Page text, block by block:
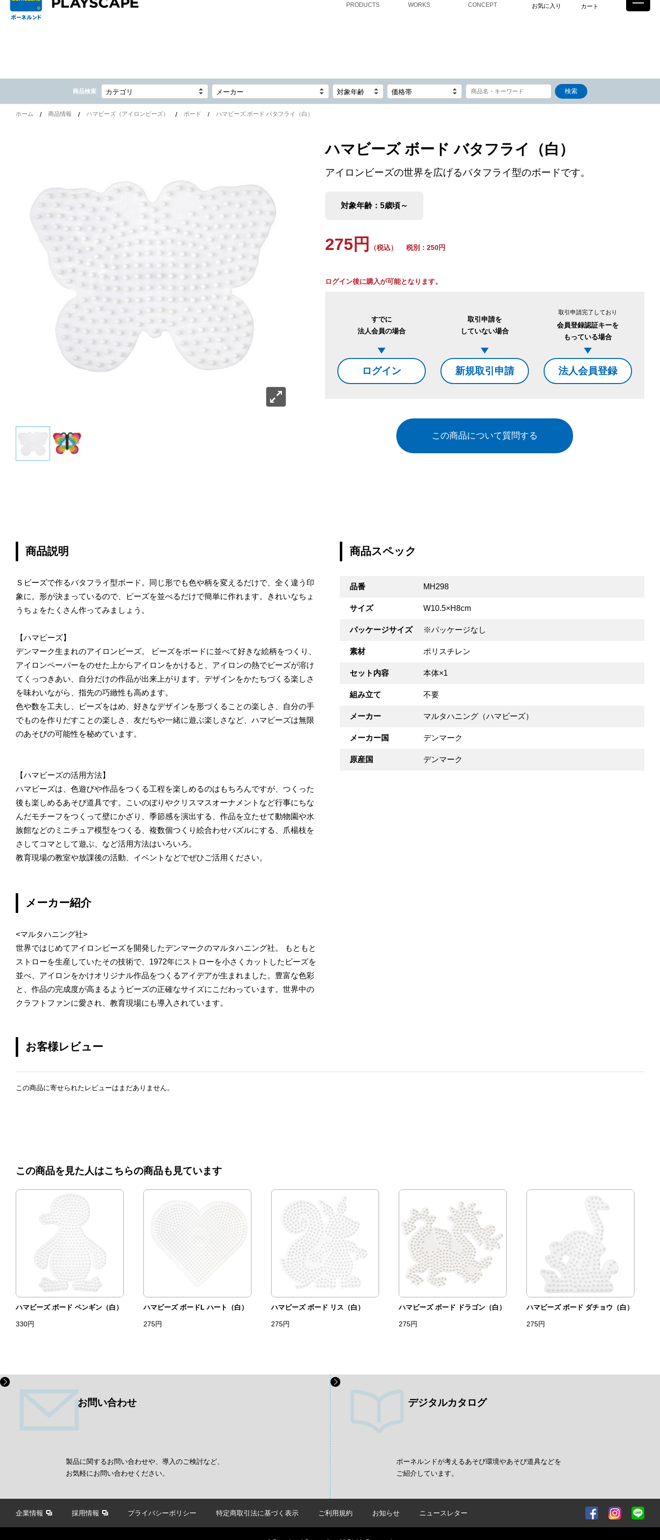
PRODUCTS WORKS CONCEPT お気に入り カート
商品検索 カテゴリ メーカー 対象年齢 価格帯
ホーム 商品情報 ハマビーズ（アイロンビーズ） ボード ハマビーズ ボード バタフライ（白）
ハマビーズ ボード バタフライ（白）
アイロンビーズの世界を広げるバタフライ型のボードです。
対象年齢：5歳頃～
275円 （税込） 税別：250円
ログイン後に購入が可能となります。
すでに
法人会員の場合
ログイン
取引申請を
していない場合
新規取引申請
取引申請完了しており
会員登録認証キーを
もっている場合
法人会員登録
この商品について質問する
商品説明
Ｓビーズで作るバタフライ型ボード。同じ形でも色や柄を変えるだけで、全く違う印
象に。形が決まっているので、ビーズを並べるだけで簡単に作れます。きれいなちょ
うちょをたくさん作ってみましょう。
【ハマビーズ】
デンマーク生まれのアイロンビーズ。 ビーズをボードに並べて好きな絵柄をつくり、
アイロンペーパーをのせた上からアイロンをかけると、アイロンの熱でビーズが溶け
てくっつきあい、自分だけの作品が出来上がります。デザインをかたちづくる楽しさ
を味わいながら、指先の巧緻性も高めます。
色や数を工夫し、ビーズをはめ、好きなデザインを形づくることの楽しさ、自分の手
でものを作りだすことの楽しさ、友だちや一緒に遊ぶ楽しさなど、ハマビーズは無限
のあそびの可能性を秘めています。
【ハマビーズの活用方法】
ハマビーズは、色遊びや作品をつくる工程を楽しめるのはもちろんですが、つくった
後も楽しめるあそび道具です。こいのぼりやクリスマスオーナメントなど行事にちな
んだモチーフをつくって壁にかざり、季節感を演出する、作品を立たせて動物園や水
族館などのミニチュア模型をつくる、複数個つくり絵合わせパズルにする、爪楊枝を
さしてコマとして遊ぶ、など活用方法はいろいろ。
教育現場の教室や放課後の活動、イベントなどでぜひご活用ください。
メーカー紹介
<マルタハニング社>
世界ではじめてアイロンビーズを開発したデンマークのマルタハニング社。 もともと
ストローを生産していたその技術で、1972年にストローを小さくカットしたビーズを
並べ、アイロンをかけオリジナル作品をつくるアイデアが生まれました。豊富な色彩
と、作品の完成度が高まるようビーズの正確なサイズにこだわっています。世界中の
クラフトファンに愛され、教育現場にも導入されています。
商品スペック
品番 MH298
サイズ W10.5×H8cm
パッケージサイズ ※パッケージなし
素材 ポリスチレン
セット内容 本体×1
組み立て 不要
メーカー マルタハニング（ハマビーズ）
メーカー国 デンマーク
原産国 デンマーク
お客様レビュー
この商品に寄せられたレビューはまだありません。
この商品を見た人はこちらの商品も見ています
ハマビーズ ボード ペンギン（白）
330円
ハマビーズ ボードL ハート（白）
275円
ハマビーズ ボード リス（白）
275円
ハマビーズ ボード ドラゴン（白）
275円
ハマビーズ ボード ダチョウ（白）
275円
お問い合わせ
製品に関するお問い合わせや、導入のご検討など、
お気軽にお問い合わせください。
デジタルカタログ
ボーネルンドが考えるあそび環境やあそび道具などを
ご紹介しています。
企業情報 採用情報 プライバシーポリシー 特定商取引法に基づく表示 ご利用規約 お知らせ ニュースレター